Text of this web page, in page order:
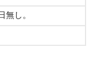
無し。